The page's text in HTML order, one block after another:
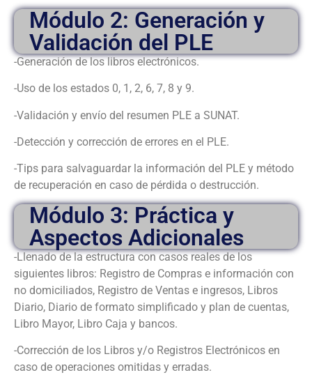
Módulo 2: Generación y
Validación del PLE
-Generación de los libros electrónicos.
-Uso de los estados 0, 1, 2, 6, 7, 8 y 9.
-Validación y envío del resumen PLE a SUNAT.
-Detección y corrección de errores en el PLE.
-Tips para salvaguardar la información del PLE y método
de recuperación en caso de pérdida o destrucción.
Módulo 3: Práctica y
Aspectos Adicionales
-Llenado de la estructura con casos reales de los
siguientes libros: Registro de Compras e información con
no domiciliados, Registro de Ventas e ingresos, Libros
Diario, Diario de formato simplificado y plan de cuentas,
Libro Mayor, Libro Caja y bancos.
-Corrección de los Libros y/o Registros Electrónicos en
caso de operaciones omitidas y erradas.